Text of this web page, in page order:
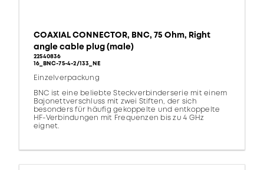
COAXIAL CONNECTOR, BNC, 75 Ohm, Right
angle cable plug (male)
22540836
16_BNC-75-4-2/133_NE
Einzelverpackung
BNC ist eine beliebte Steckverbinderserie mit einem
Bajonettverschluss mit zwei Stiften, der sich
besonders für häufig gekoppelte und entkoppelte
HF-Verbindungen mit Frequenzen bis zu 4 GHz
eignet.